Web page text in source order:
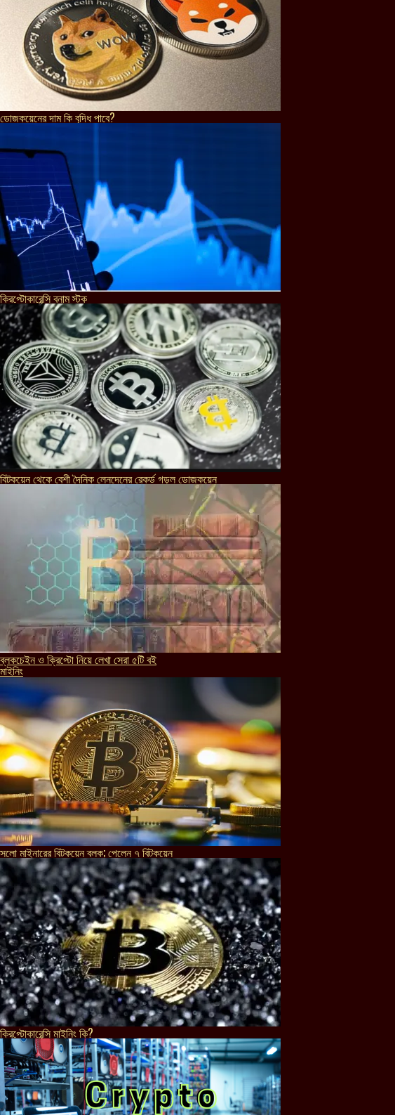
ডোজকয়েনের দাম কি বৃদ্ধি পাবে?
ক্রিপ্টোকারেন্সি বনাম স্টক
বিটকয়েন থেকে বেশী দৈনিক লেনদেনের রেকর্ড গড়ল ডোজকয়েন
ব্লকচেইন ও ক্রিপ্টো নিয়ে লেখা সেরা ৫টি বই
মাইনিং
সলো মাইনারের বিটকয়েন ব্লক; পেলেন ৭ বিটকয়েন
ক্রিপ্টোকারেন্সি মাইনিং কি?